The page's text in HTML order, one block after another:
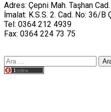
Adres: Çepni Mah. Taşhan
İmalat: K.S.S. 2. Cad. No: 36/B
Tel: 0364 212 4939
Fax: 0364 224 73 75
Arama: